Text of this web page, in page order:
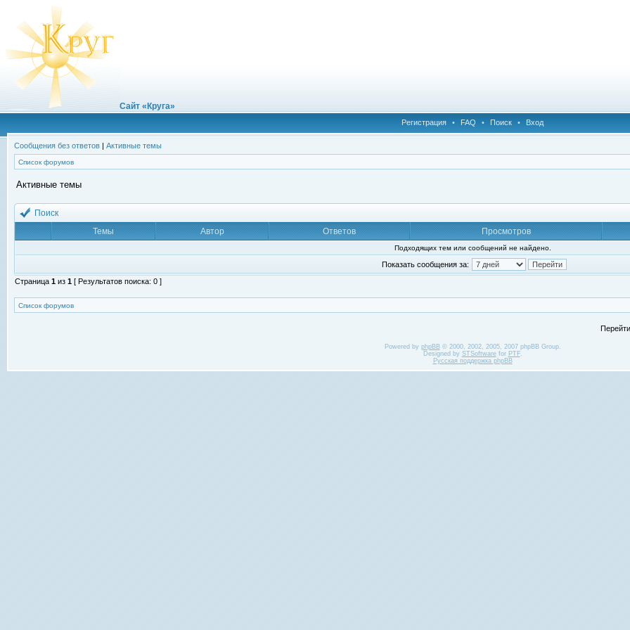
Сайт «Круга»
Регистрация • FAQ • Поиск • Вход
Сообщения без ответов | Активные темы
Список форумов
Активные темы
Поиск
Темы
Автор Ответов Просмотров
Подходящих тем или сообщений не найдено.
Показать сообщения за:
Страница 1 из 1 [ Результатов поиска: 0 ]
Список форумов
Powered by phpBB© 2000, 2002, 2005, 2007 phpBB Group.
Designed by STSoftwarefor PTF.
Русская поддержка phpBB